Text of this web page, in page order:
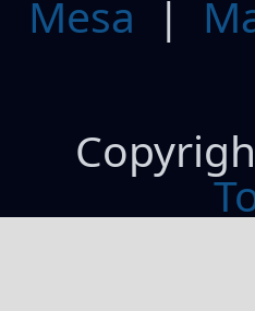
Mesa |